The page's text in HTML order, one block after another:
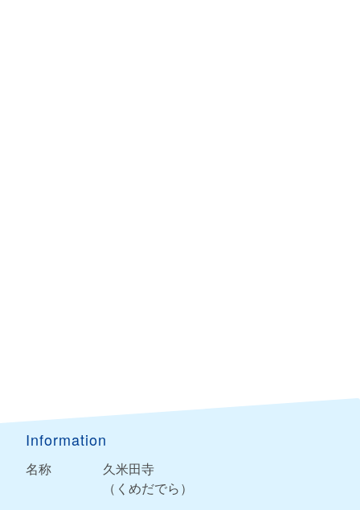
Information
名称
久米田寺
（くめだでら）